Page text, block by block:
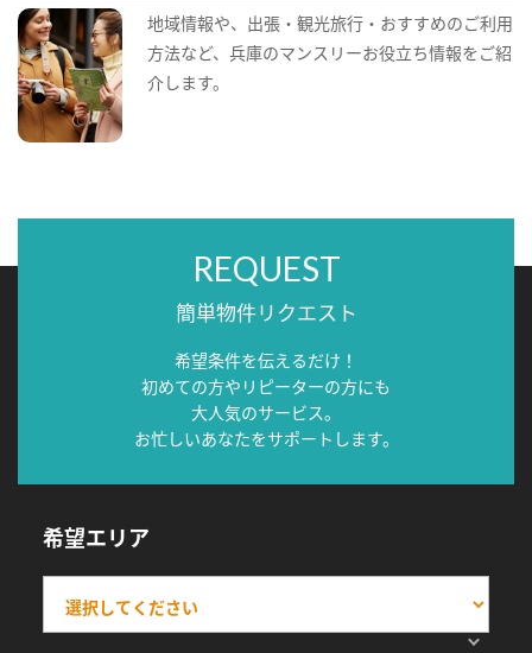
地域情報や、出張・観光旅行・おすすめのご利用
方法など、兵庫のマンスリーお役立ち情報をご紹
介します。
REQUEST
簡単物件リクエスト
希望条件を伝えるだけ！
初めての方やリピーターの方にも
大人気のサービス。
お忙しいあなたをサポートします。
希望エリア